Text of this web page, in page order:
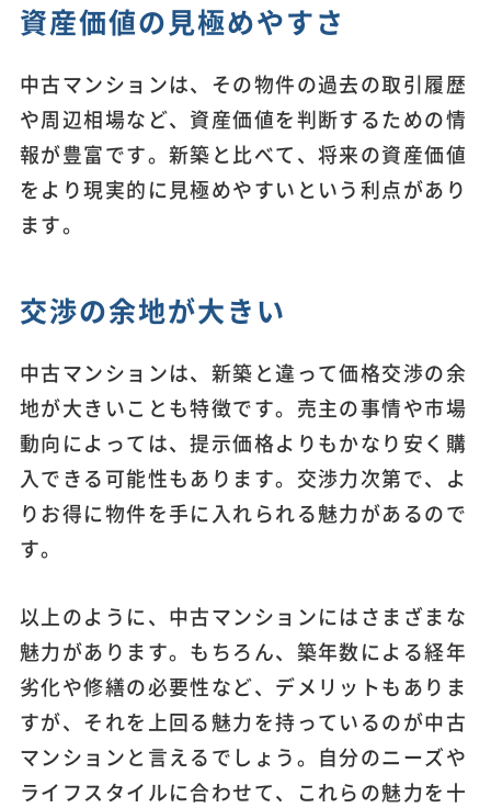
資産価値の見極めやすさ
中古マンションは、その物件の過去の取引履歴
や周辺相場など、資産価値を判断するための情
報が豊富です。新築と比べて、将来の資産価値
をより現実的に見極めやすいという利点があり
ます。
交渉の余地が大きい
中古マンションは、新築と違って価格交渉の余
地が大きいことも特徴です。売主の事情や市場
動向によっては、提示価格よりもかなり安く購
入できる可能性もあります。交渉力次第で、よ
りお得に物件を手に入れられる魅力があるので
す。
以上のように、中古マンションにはさまざまな
魅力があります。もちろん、築年数による経年
劣化や修繕の必要性など、デメリットもありま
すが、それを上回る魅力を持っているのが中古
マンションと言えるでしょう。自分のニーズや
ライフスタイルに合わせて、これらの魅力を十